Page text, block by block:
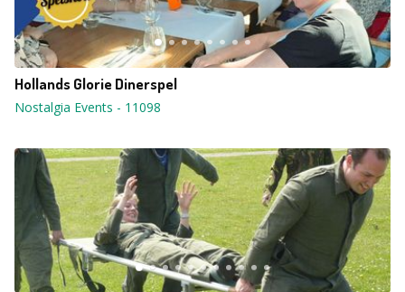
Hollands Glorie Dinerspel
Nostalgia Events - 11098